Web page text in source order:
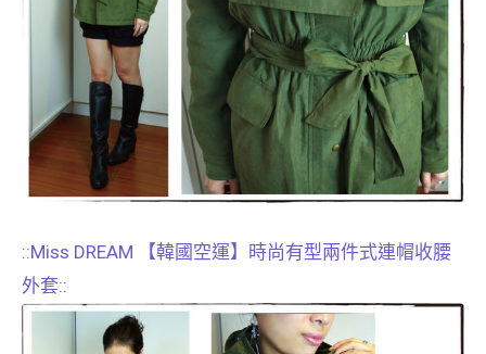
::Miss DREAM 【韓國空運】時尚有型兩件式連帽收腰
外套::